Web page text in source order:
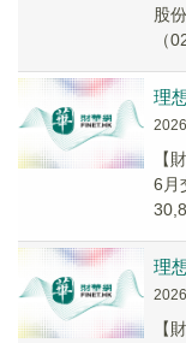
股
（
理
【
6月
理
【